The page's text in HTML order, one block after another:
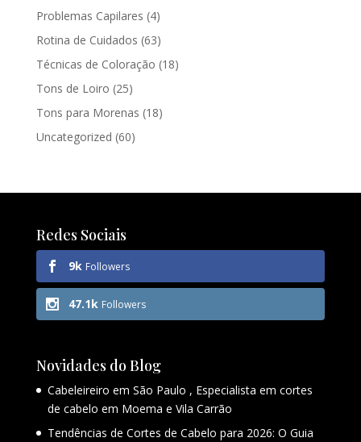
Problemas Capilares (4)
Rotina de Cuidados (63)
Técnicas de Coloração (18)
Tons de Loiro (25)
Tons para Morenas (18)
Uncategorized (60)
Redes Sociais
9k Followers
47.1k Followers
Novidades do Blog
Cabeleireiro em São Paulo , Especialista em cortes
de cabelo em Moema e Vila Carrão
Tendências de Cortes de Cabelo para 2026: O Guia